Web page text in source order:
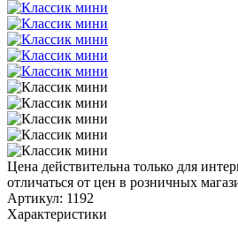
Цена действительна только для
отличаться от цен в розничных
Артикул: 1192
Характеристики